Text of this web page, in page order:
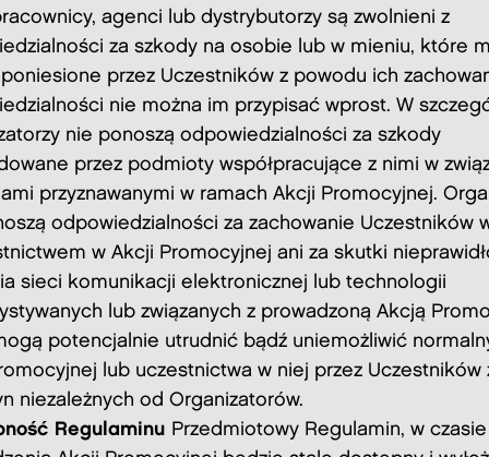
agenci lub dystrybutorzy są zwolnieni z
za szkody na osobie lub w mieniu, które
przez Uczestników z powodu ich
nie można im przypisać wprost. W
nie ponoszą odpowiedzialności za szkody
przez podmioty współpracujące z nimi w
przyznawanymi w ramach Akcji Promocyjnej.
odpowiedzialności za zachowanie Uczestników
w Akcji Promocyjnej ani za skutki
sieci komunikacji elektronicznej lub technologii
lub związanych z prowadzoną Akcją
potencjalnie utrudnić bądź uniemożliwić
lub uczestnictwa w niej przez Uczestników
niezależnych od Organizatorów.
Regulaminu Przedmiotowy Regulamin, w czasie